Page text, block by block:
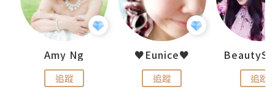
Amy Ng
追蹤
♥Eunice♥
追蹤 追蹤